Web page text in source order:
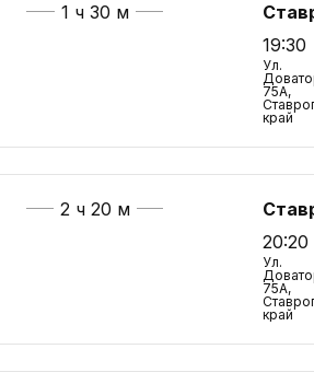
1 ч 30 м
19:30
Ул.
75А,
край
2 ч 20 м
20:20
Ул.
75А,
край